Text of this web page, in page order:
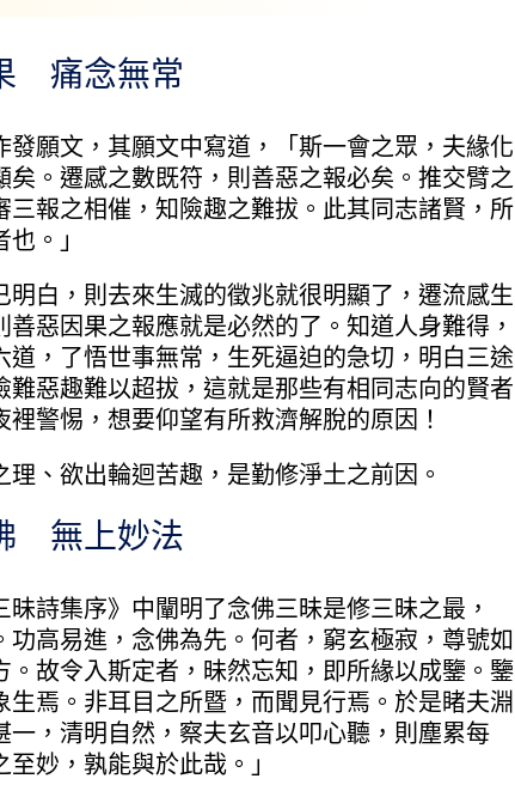
痛念無常
願文，其願文中寫道，「斯一會之眾，夫緣化
矣。遷感之數既符，則善惡之報必矣。推交臂之
三報之相催，知險趣之難拔。此其同志諸賢，所
。」
白，則去來生滅的徵兆就很明顯了，遷流感生
惡因果之報應就是必然的了。知道人身難得，
道，了悟世事無常，生死逼迫的急切，明白三途
難惡趣難以超拔，這就是那些有相同志向的賢者
警惕，想要仰望有所救濟解脫的原因！
、欲出輪迴苦趣，是勤修淨土之前因。
無上妙法
集序》中闡明了念佛三昧是修三昧之最，
功高易進，念佛為先。何者，窮玄極寂，尊號如
。故令入斯定者，昧然忘知，即所緣以成鑒。鑒
生焉。非耳目之所暨，而聞見行焉。於是睹夫淵
一，清明自然，察夫玄音以叩心聽，則塵累每
妙，孰能與於此哉。」